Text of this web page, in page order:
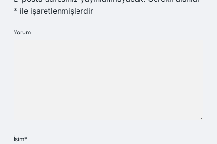
* ile işaretlenmişlerdir
Yorum
İsim*